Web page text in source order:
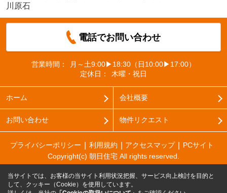
川原石
電話でお問い合わせ
営業時間：
月～土9:00▶18:30（日10:00▶17:00）
定休日：
木曜・祝日
ホーム 会社概要
お問い合わせ 物件リクエスト
プライバシーポリシー 利用規約 アクセスマップ
PCサイト
Copyright(c) 朝日住宅 All rights reserved.
当サイトでは、お客様の当サイト利用状況把握、サービス向上検討を目的と
して、クッキー（Cookie）を使用しています。